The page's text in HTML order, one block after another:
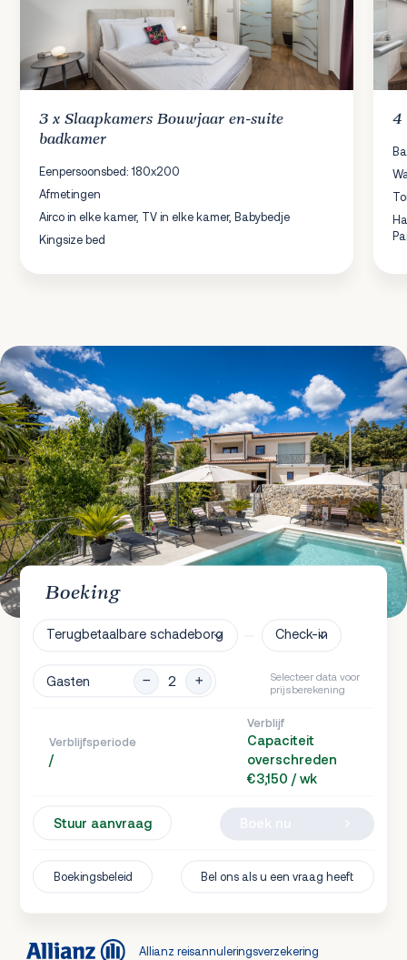
3 xSlaapkamers Bouwjaar en-suite
badkamer
Eenpersoonsbed: 180x200
Afmetingen
Airco in elke kamer, TV in elke kamer, Babybedje
Kingsize bed
4
Boeking
Terugbetaalbare schadeborg Check-in
Gasten
Selecteer data voor
prijsberekening
Verblijfsperiode
/
Verblijf
Capaciteit
overschreden
€3,150 / wk
Stuur aanvraag
Boekingsbeleid Bel ons als u een vraag heeft
Allianz reisannuleringsverzekering